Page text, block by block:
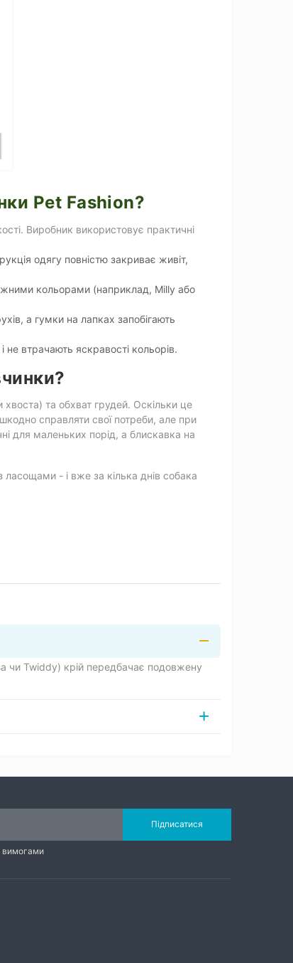
Pet Fashion?
Виробник використовує практичні
одягу повністю закриває живіт,
кольорами (наприклад, Milly або
а гумки на лапках запобігають
не втрачають яскравості кольорів.
та обхват грудей. Оскільки це
справляти свої потреби, але при
для маленьких порід, а блискавка на
- і вже за кілька днів собака
чи Twiddy) крій передбачає подовжену
Підписатися
вимогами